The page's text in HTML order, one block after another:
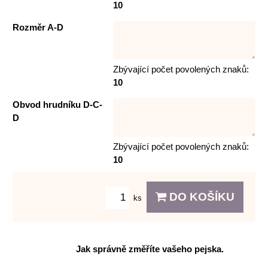
10
Rozměr A-D
Zbývající počet povolených znaků:
10
Obvod hrudníku D-C-
D
Zbývající počet povolených znaků:
10
ks DO KOŠÍKU
Jak správně změříte vašeho pejska.